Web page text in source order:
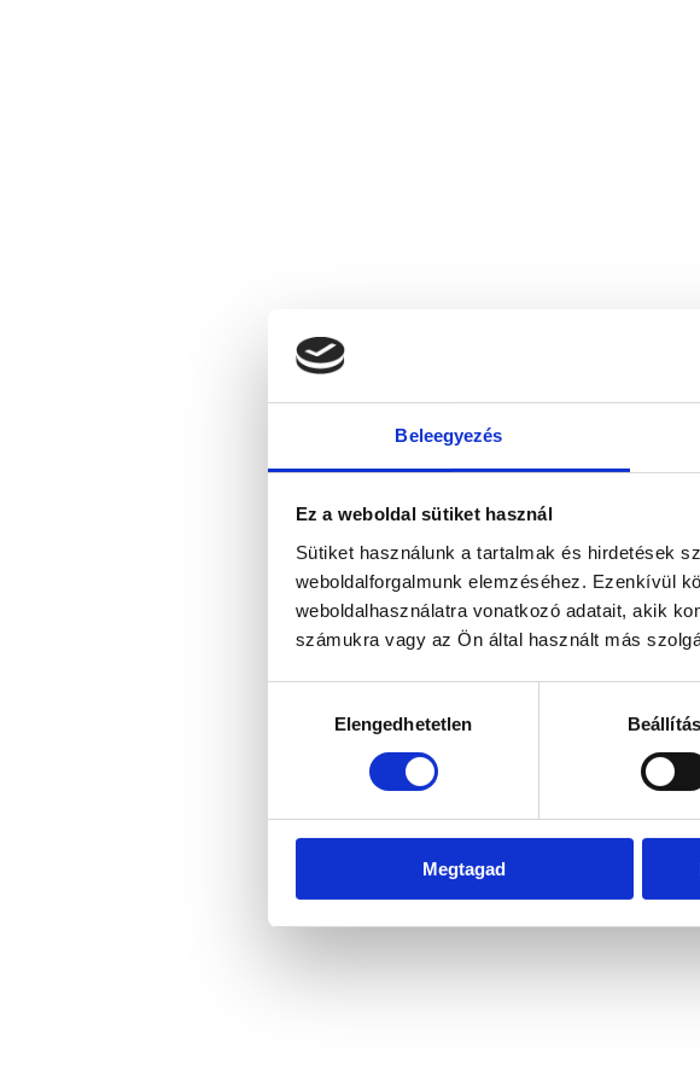
Beleegyezés
Ez a weboldal sütiket használ
Sütiket használunk a tartalmak és hirdetések
weboldalforgalmunk elemzéséhez. Ezenkívül
weboldalhasználatra vonatkozó adatait, akik
számukra vagy az Ön által használt más
kiválasztásaElengedhetetlen
Megtagad
Application error: a client-side exception has